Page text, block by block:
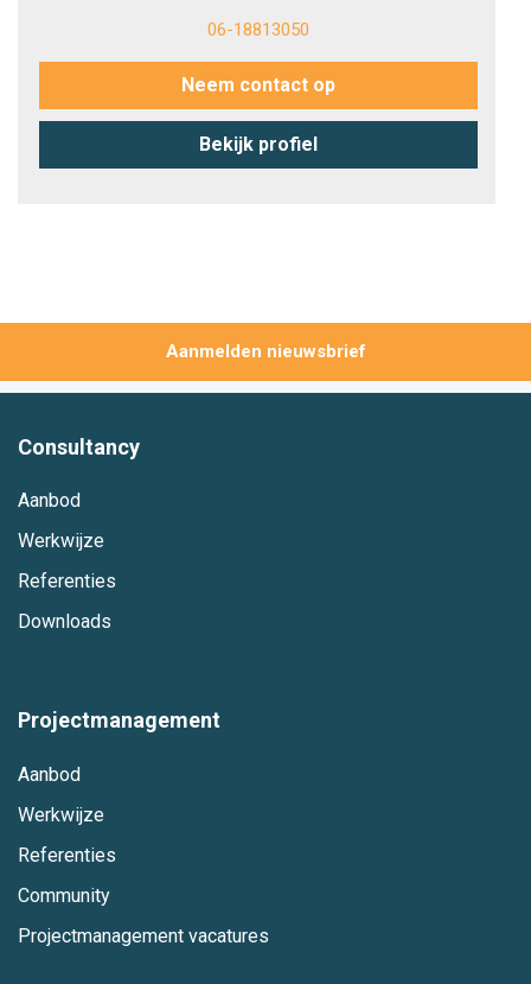
06-18813050
Neem contact op
Bekijk profiel
Aanmelden
Consultancy
Aanbod
Werkwijze
Referenties
Downloads
Projectmanagement
Aanbod
Werkwijze
Referenties
Community
Projectmanagement vacatures